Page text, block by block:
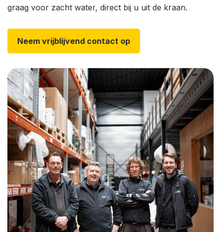
graag voor zacht water, direct bij u uit de kraan.
Neem vrijblijvend contact op